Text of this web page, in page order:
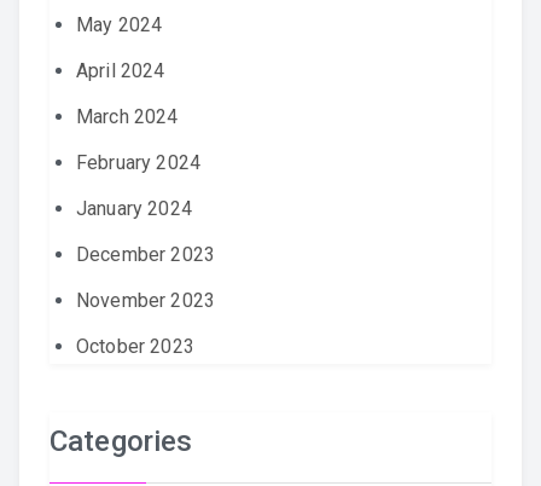
May 2024
April 2024
March 2024
February 2024
January 2024
December 2023
November 2023
October 2023
Categories